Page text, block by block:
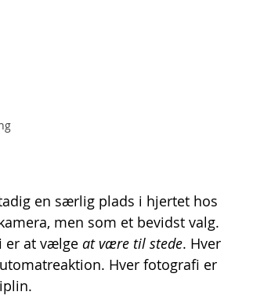
en særlig plads i hjertet hos
men som et bevidst valg.
er at vælge at være til stede. Hver
Hver fotografi er